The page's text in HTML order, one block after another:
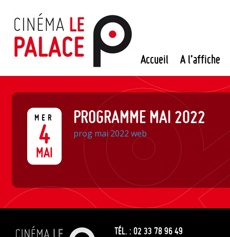
contenu
Accueil A l’affiche
MER
4
MAI
PROGRAMME MAI 2022
prog mai 2022 web
TÉL. : 02 33 78 96 49